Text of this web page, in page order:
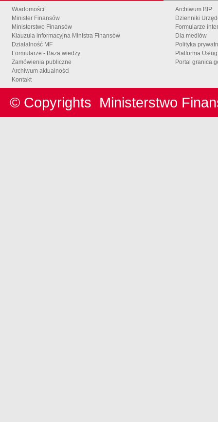
Wiadomości
Minister Finansów
Ministerstwo Finansów
Klauzula informacyjna Ministra Finansów
Działalność MF
Formularze - Baza wiedzy
Zamówienia publiczne
Archiwum aktualności
Kontakt
Archiwum BIP
Dzienniki
Formularze
Dla mediów
Polityka
Platforma
Portal
© Copyrights Ministerstwo